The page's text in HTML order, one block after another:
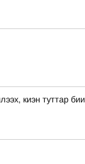
киэн туттар